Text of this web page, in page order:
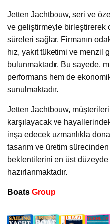
Jetten Jachtbouw, seri ve
ve geliştirmeyle birleştirerek
süreleri sağlar. Firmanın
hız, yakıt tüketimi ve menzil
bulunmaktadır. Bu sayede,
performans hem de
sunulmaktadır.
Jetten Jachtbouw,
karşılayacak ve
inşa edecek uzmanlıkla
tasarım ve üretim
beklentilerini en üst
hazırlanmaktadır.
Boats Group